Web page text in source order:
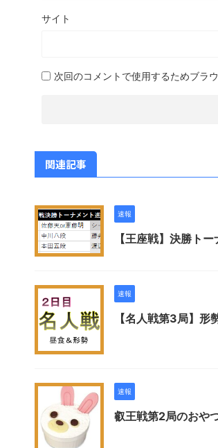
サイト
次回のコメントで使用するためブラ
関連記事
速報
【王座戦】決勝ト
速報
【名人戦第3局】形
速報
叡王戦第2局のおや